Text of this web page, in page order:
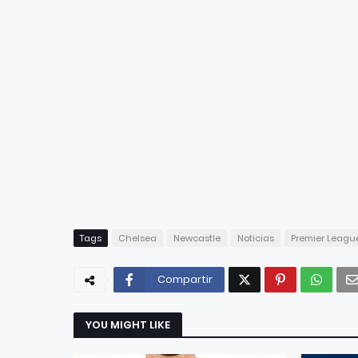
Tags Chelsea Newcastle Noticias Premier
Compartir
YOU MIGHT LIKE